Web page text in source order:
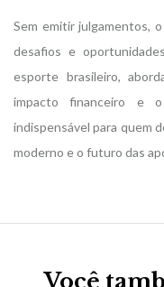
Sem emitir julgamentos,
desafios e
esporte brasileiro,
impacto financeiro e
indispensável para quem
moderno e o futuro das
Você